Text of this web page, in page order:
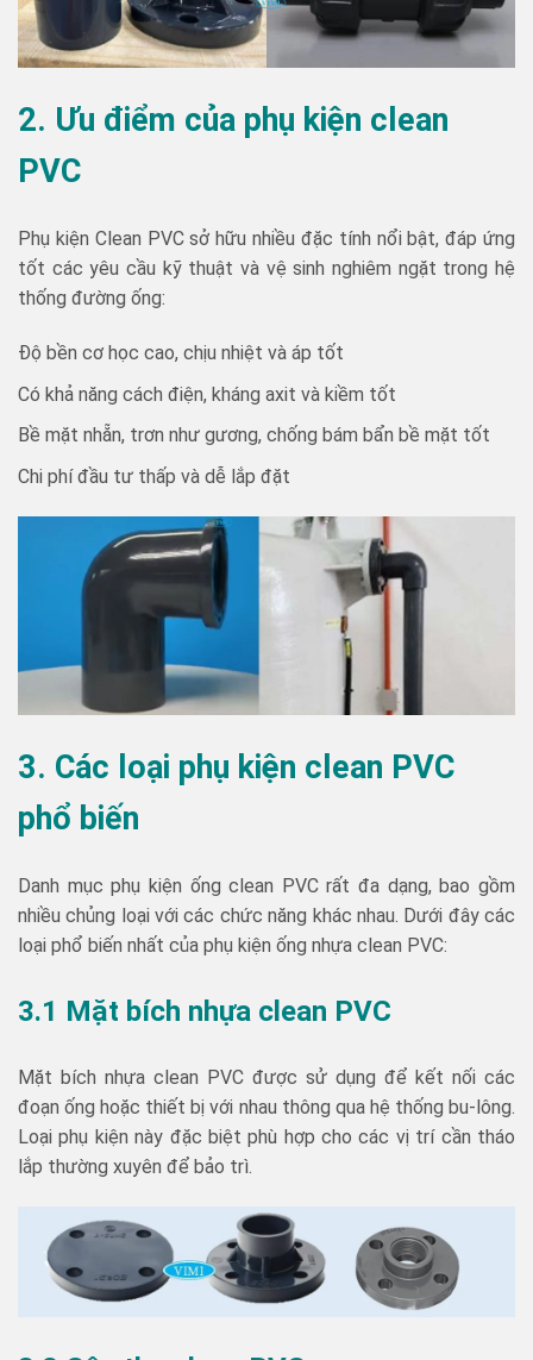
2. Ưu điểm của phụ kiện clean
PVC
Phụ kiện Clean PVC sở hữu nhiều đặc tính nổi bật, đáp ứng
tốt các yêu cầu kỹ thuật và vệ sinh nghiêm ngặt trong hệ
thống đường ống:
Độ bền cơ học cao, chịu nhiệt và áp tốt
Có khả năng cách điện, kháng axit và kiềm tốt
Bề mặt nhẵn, trơn như gương, chống bám bẩn bề mặt tốt
Chi phí đầu tư thấp và dễ lắp đặt
3. Các loại phụ kiện clean PVC
phổ biến
Danh mục phụ kiện ống clean PVC rất đa dạng, bao gồm
nhiều chủng loại với các chức năng khác nhau. Dưới đây các
loại phổ biến nhất của phụ kiện ống nhựa clean PVC:
3.1 Mặt bích nhựa clean PVC
Mặt bích nhựa clean PVC được sử dụng để kết nối các
đoạn ống hoặc thiết bị với nhau thông qua hệ thống bu-lông.
Loại phụ kiện này đặc biệt phù hợp cho các vị trí cần tháo
lắp thường xuyên để bảo trì.